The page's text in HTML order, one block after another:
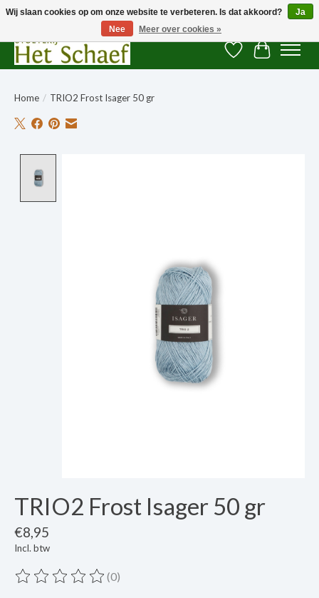
Verlanglijst
Home / TRIO2 Frost Isager 50 gr
TRIO2 Frost Isager 50 gr
€8,95
Incl. btw
De beoordeling van dit product is
(0)
Wij slaan cookies op om onze website te verbeteren. Is dat akkoord?
Ja
Nee
Meer over cookies »